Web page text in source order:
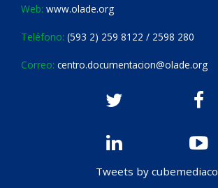
Web: www.olade.org
Teléfono: (593 2) 259 8122 / 2598 280
Correo: centro.documentacion@olade.org
Tweets by cubemediaco